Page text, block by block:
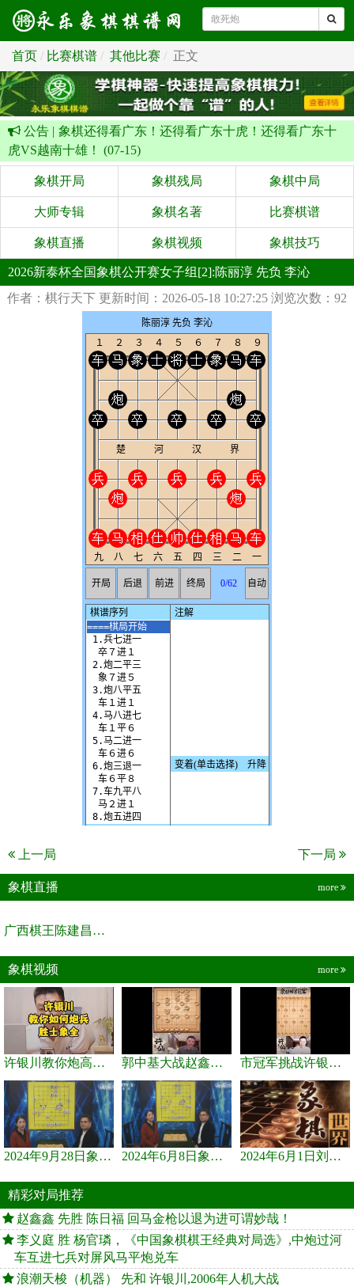
首页 比赛棋谱 其他比赛 正文
公告 | 象棋还得看广东！还得看广东十虎！还得看广东十
虎VS越南十雄！ (07-15)
象棋开局 象棋残局 象棋中局
大师专辑 象棋名著 比赛棋谱
象棋直播 象棋视频 象棋技巧
2026新泰杯全国象棋公开赛女子组[2]:陈丽淳 先负 李沁
作者：棋行天下 更新时间：2026-05-18 10:27:25 浏览次数：92
上一局 下一局
象棋直播 more
广西棋王陈建昌直播间
象棋视频 more
许银川教你炮高兵士象全如何赢士象全，简单四步即可 郭中基大战赵鑫鑫，许银川激情讲解 市冠军挑战许银川，急进中兵变化真激烈！
2024年9月28日象棋世界栏目，刘君、蒋川讲解了第九届杨官璘杯象棋... 2024年6月8日象棋世界，刘君、蒋川讲解了第九届杨官璘杯全国象棋... 2024年6月1日刘君、蒋川讲解第三届上海杯象棋大师赛谢靖与李少庚...
精彩对局推荐
赵鑫鑫 先胜 陈日福 回马金枪以退为进可谓妙哉！
李义庭 胜 杨官璘，《中国象棋棋王经典对局选》,中炮过河
车互进七兵对屏风马平炮兑车
浪潮天梭（机器） 先和 许银川,2006年人机大战